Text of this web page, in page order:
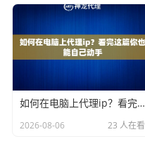
如何在电脑上代理ip？看完这篇你也能自己动手
2026-08-06 23 人在看